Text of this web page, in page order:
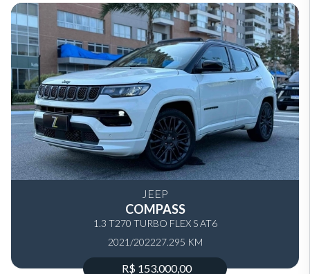
JEEP
COMPASS
1.3 T270 TURBO FLEX S AT6
2021/202227.295 KM
R$ 153.000,00